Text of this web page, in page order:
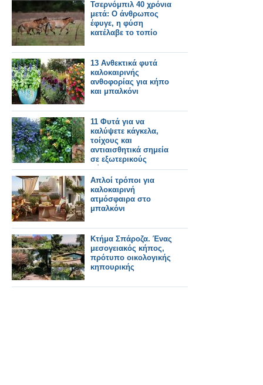
Τσερνόμπιλ 40 χρόνια
μετά: Ο άνθρωπος
έφυγε, η φύση
κατέλαβε το τοπίο
13 Ανθεκτικά φυτά
καλοκαιρινής
ανθοφορίας για κήπο
και μπαλκόνι
11 Φυτά για να
καλύψετε κάγκελα,
τοίχους και
αντιαισθητικά σημεία
σε εξωτερικούς
χώρους
Απλοί τρόποι για
καλοκαιρινή
ατμόσφαιρα στο
μπαλκόνι
Κτήμα Σπάροζα. Ένας
μεσογειακός κήπος,
πρότυπο οικολογικής
κηπουρικής